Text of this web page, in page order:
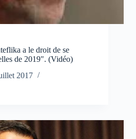
a le droit de se
de 2019". (Vidéo)
2017